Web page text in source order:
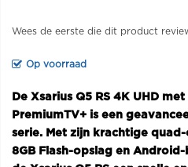
Wees de eerste die dit product
Op voorraad
De Xsarius Q5 RS 4K UHD
PremiumTV+ is een
serie. Met zijn krachtige quad-
8GB Flash-opslag en